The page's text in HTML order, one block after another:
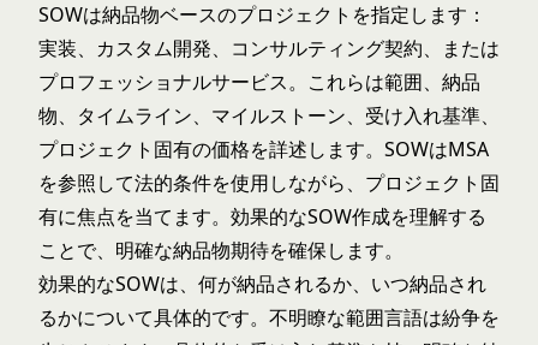
SOWは納品物ベースのプロジェクトを指定します：
実装、カスタム開発、コンサルティング契約、または
プロフェッショナルサービス。これらは範囲、納品
物、タイムライン、マイルストーン、受け入れ基準、
プロジェクト固有の価格を詳述します。SOWはMSA
を参照して法的条件を使用しながら、プロジェクト固
有に焦点を当てます。 効果的なSOW作成を理解する
ことで、明確な納品物期待を確保します。
効果的なSOWは、何が納品されるか、いつ納品され
るかについて具体的です。不明瞭な範囲言語は紛争を